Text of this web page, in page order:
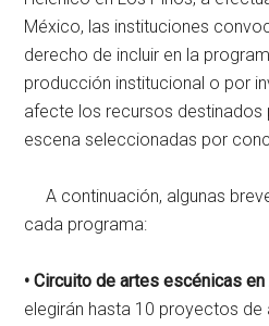
México, las instituciones
derecho de incluir en la
producción institucional o por
afecte los recursos destinados
escena seleccionadas por
A continuación, algunas
cada programa:
• Circuito de artes escénicas
elegirán hasta 10 proyectos